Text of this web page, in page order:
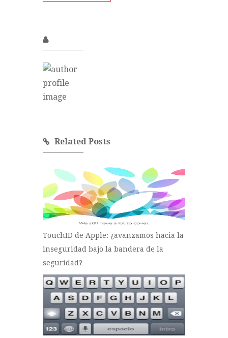
Related Posts
TouchID de Apple: ¿avanzamos hacia la
inseguridad bajo la bandera de la
seguridad?